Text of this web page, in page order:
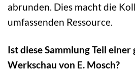
abrunden. Dies macht die
umfassenden Ressource.
Ist diese Sammlung Teil
Werkschau von E. Mosch?